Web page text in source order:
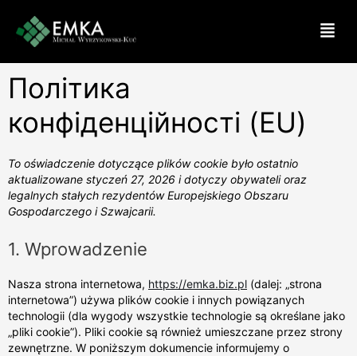
Політика
конфіденційності (EU)
To oświadczenie dotyczące plików cookie było ostatnio
aktualizowane styczeń 27, 2026 i dotyczy obywateli oraz
legalnych stałych rezydentów Europejskiego Obszaru
Gospodarczego i Szwajcarii.
1. Wprowadzenie
Nasza strona internetowa, https://emka.biz.pl (dalej: „strona
internetowa”) używa plików cookie i innych powiązanych
technologii (dla wygody wszystkie technologie są określane jako
„pliki cookie”). Pliki cookie są również umieszczane przez strony
zewnętrzne. W poniższym dokumencie informujemy o